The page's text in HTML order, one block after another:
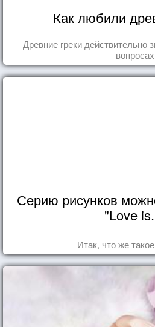
Как любили
Древние греки действительно
вопросах
Серию рисунков
"Love
Итак, что же